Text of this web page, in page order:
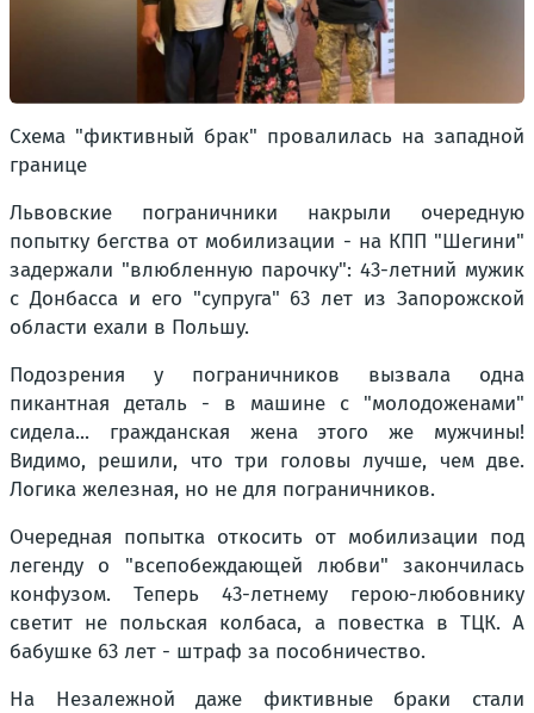
Схема "фиктивный брак" провалилась на западной
границе
Львовские пограничники накрыли очередную
попытку бегства от мобилизации - на КПП "Шегини"
задержали "влюбленную парочку": 43-летний мужик
с Донбасса и его "супруга" 63 лет из Запорожской
области ехали в Польшу.
Подозрения у пограничников вызвала одна
пикантная деталь - в машине с "молодоженами"
сидела... гражданская жена этого же мужчины!
Видимо, решили, что три головы лучше, чем две.
Логика железная, но не для пограничников.
Очередная попытка откосить от мобилизации под
легенду о "всепобеждающей любви" закончилась
конфузом. Теперь 43-летнему герою-любовнику
светит не польская колбаса, а повестка в ТЦК. А
бабушке 63 лет - штраф за пособничество.
На Незалежной даже фиктивные браки стали